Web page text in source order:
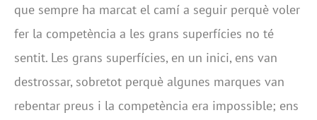
que sempre ha marcat el camí a seguir perquè voler
fer la competència a les grans superfícies no té
sentit. Les grans superfícies, en un inici, ens van
destrossar, sobretot perquè algunes marques van
rebentar preus i la competència era impossible; ens